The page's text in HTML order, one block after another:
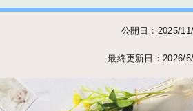
公開日：2025/
最終更新日：2026/